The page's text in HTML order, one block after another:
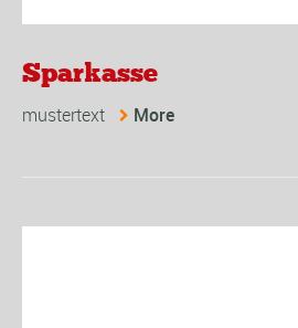
Sparkasse
mustertext More